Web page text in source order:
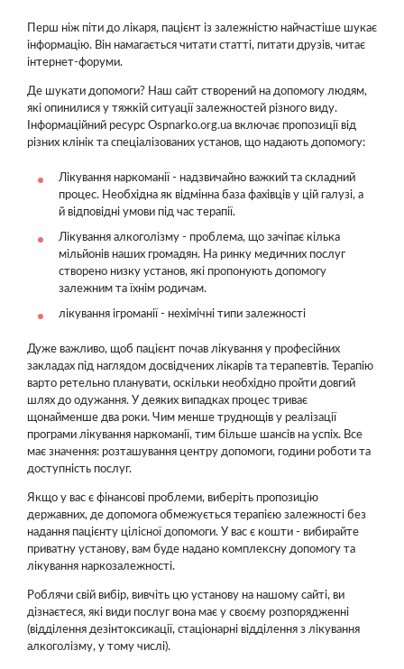
Перш ніж піти до лікаря, пацієнт із залежністю найчастіше шукає
інформацію. Він намагається читати статті, питати друзів, читає
інтернет-форуми.
Де шукати допомоги? Наш сайт створений на допомогу людям,
які опинилися у тяжкій ситуації залежностей різного виду.
Інформаційний ресурс Ospnarko.org.ua включає пропозиції від
різних клінік та спеціалізованих установ, що надають допомогу:
Лікування наркоманії - надзвичайно важкий та складний
процес. Необхідна як відмінна база фахівців у цій галузі, а
й відповідні умови під час терапії.
Лікування алкоголізму - проблема, що зачіпає кілька
мільйонів наших громадян. На ринку медичних послуг
створено низку установ, які пропонують допомогу
залежним та їхнім родичам.
лікування ігроманії - нехімічні типи залежності
Дуже важливо, щоб пацієнт почав лікування у професійних
закладах під наглядом досвідчених лікарів та терапевтів. Терапію
варто ретельно планувати, оскільки необхідно пройти довгий
шлях до одужання. У деяких випадках процес триває
щонайменше два роки. Чим менше труднощів у реалізації
програми лікування наркоманії, тим більше шансів на успіх. Все
має значення: розташування центру допомоги, години роботи та
доступність послуг.
Якщо у вас є фінансові проблеми, виберіть пропозицію
державних, де допомога обмежується терапією залежності без
надання пацієнту цілісної допомоги. У вас є кошти - вибирайте
приватну установу, вам буде надано комплексну допомогу та
лікування наркозалежності.
Роблячи свій вибір, вивчіть цю установу на нашому сайті, ви
дізнаєтеся, які види послуг вона має у своєму розпорядженні
(відділення дезінтоксикації, стаціонарні відділення з лікування
алкоголізму, у тому числі).